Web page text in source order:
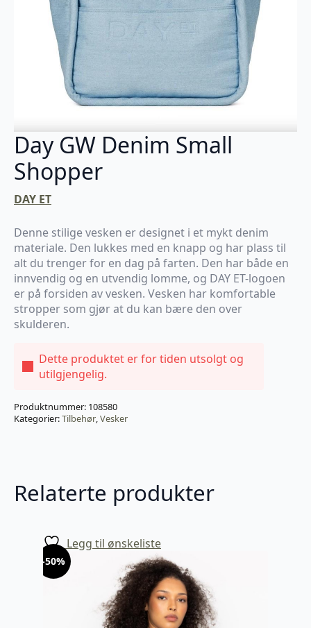
Day GW Denim Small
Shopper
DAY ET
Denne stilige vesken er designet i et mykt denim
materiale. Den lukkes med en knapp og har plass til
alt du trenger for en dag på farten. Den har både en
innvendig og en utvendig lomme, og DAY ET-logoen
er på forsiden av vesken. Vesken har komfortable
stropper som gjør at du kan bære den over
skulderen.
Dette produktet er for tiden utsolgt og
utilgjengelig.
Produktnummer: 108580
Kategorier:Tilbehør,Vesker
Relaterte produkter
Legg til ønskeliste
-50%